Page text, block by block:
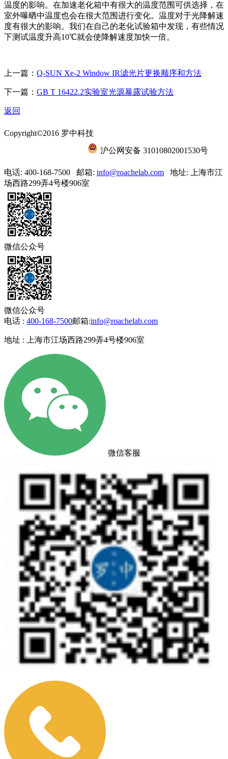
温度的影响。在加速老化箱中有很大的温度范围可供选择，在
室外曝晒中温度也会在很大范围进行变化。温度对于光降解速
度有很大的影响。我们在自己的老化试验箱中发现，有些情况
下测试温度升高10℃就会使降解速度加快一倍。
上一篇： Q-SUN Xe-2 Window IR滤光片更换顺序和方法
下一篇： GB T 16422.2实验室光源暴露试验方法
返回
Copyright©2016 罗中科技
沪公网安备 31010802001530号
电话: 400-168-7500 邮箱: info@roachelab.com‍
地址: 上海市江
场西路299弄4号楼906室
微信公众号
微信公众号
电话 : 400-168-7500邮箱:info@roachelab.com‍
地址 : 上海市江场西路299弄4号楼906室
微信客服